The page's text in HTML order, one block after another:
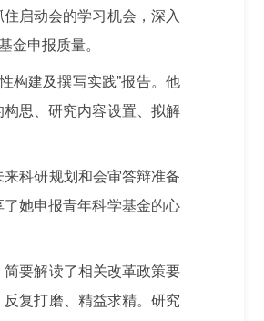
启动会的学习机会，深入
金申报质量。
构建及撰写实践”报告。他
思、研究内容设置、拟解
科研规划和会审答辩准备
她申报青年科学基金的心
要解读了相关改革政策要
复打磨、精益求精。研究